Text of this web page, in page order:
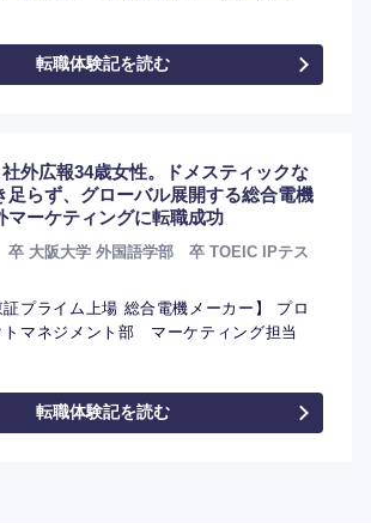
選択する
転職体験記を読む
外広報34歳女性。ドメスティックな
足らず、グローバル展開する総合電機
マーケティングに転職成功
大阪大学 外国語学部 卒 TOEIC IPテス
証プライム上場 総合電機メーカー】 プロ
トマネジメント部 マーケティング担当
転職体験記を読む